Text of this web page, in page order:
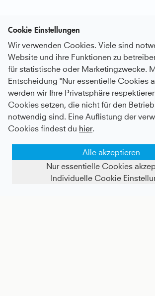
Cookie Einstellungen
Wir verwenden Cookies. Viele sind
Website und ihre Funktionen zu
für statistische oder Marketingzwecke.
Entscheidung "Nur essentielle Cookies
werden wir Ihre Privatsphäre
Cookies setzen, die nicht für den
notwendig sind. Eine Auflistung der
Cookies findest du hier.
Alle akzeptieren
Nur essentielle Cookies
Individuelle Cookie